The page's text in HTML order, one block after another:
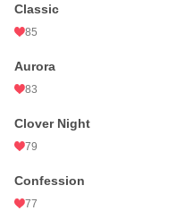
Classic
85
Aurora
83
Clover Night
79
Confession
77